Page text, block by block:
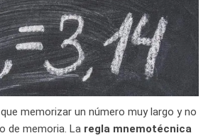
memorizar un número muy largo y no
de memoria. La regla mnemotécnica